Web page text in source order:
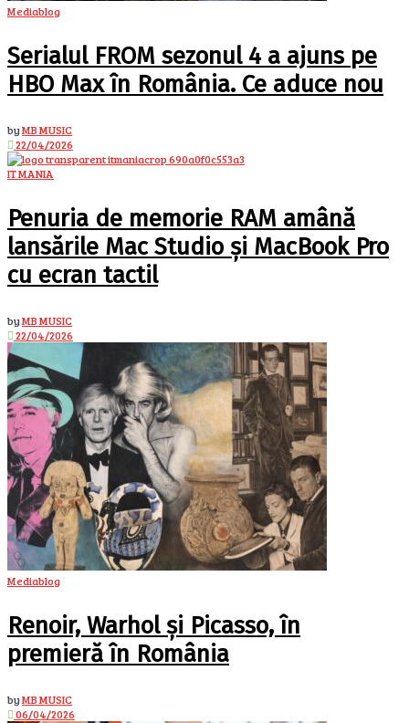
Mediablog
Serialul FROM sezonul 4 a ajuns pe
HBO Max în România. Ce aduce nou
byMB MUSIC
22/04/2026
IT MANIA
Penuria de memorie RAM amână
lansările Mac Studio și MacBook Pro
cu ecran tactil
byMB MUSIC
22/04/2026
Mediablog
Renoir, Warhol și Picasso, în
premieră în România
byMB MUSIC
06/04/2026